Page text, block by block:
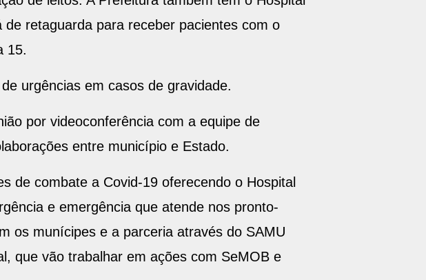
retaguarda para receber pacientes com o
15.
urgências em casos de gravidade.
por videoconferência com a equipe de
entre município e Estado.
de combate a Covid-19 oferecendo o Hospital
e emergência que atende nos pronto-
os munícipes e a parceria através do SAMU
que vão trabalhar em ações com SeMOB e